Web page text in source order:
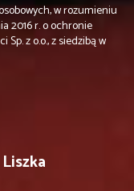
w rozumieniu
2016 r. o ochronie
z o.o., z siedzibą w